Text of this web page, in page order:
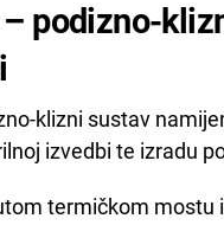
– podizno-
klizni sustav
izvedbi te izradu
termičkom